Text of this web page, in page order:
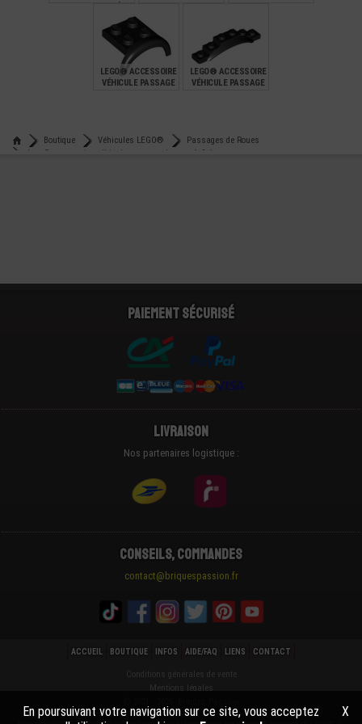
€ 0,49
LEGO® ACCESSOIRE
VÉHICULE PASSAGE
LEGO® ACCESSOIRE
VÉHICULE PASSAGE
Boutique
Véhicules LEGO®
Passages de Roues
Lego® accessoire véhicule passage de roue 4x2x1
Paiement sécurisé
Livraison
Nos partenaires logistique :
Conseils, Commandes
contact@briquespassion.fr
ACCUEIL BOUTIQUE INFOS AIDE/FAQ LIENS CONTACT
Conditions générales de vente
Mentions légales
En poursuivant votre navigation sur ce site, vous acceptez
X